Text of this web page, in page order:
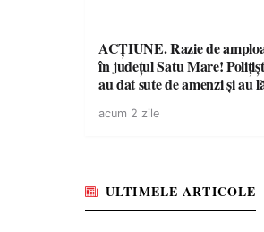
ACȚIUNE. Razie de
în județul Satu Mare!
au dat sute de amenzi și au
singură zi
acum 2 zile
ULTIMELE ARTICOLE